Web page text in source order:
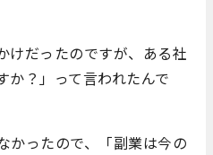
けだったのですが、ある社
か？」って言われたんで
かったので、「副業は今の